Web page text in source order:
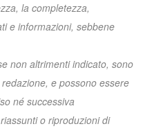
la completezza,
e informazioni, sebbene
non altrimenti indicato, sono
e possono essere
né successiva
o riproduzioni di